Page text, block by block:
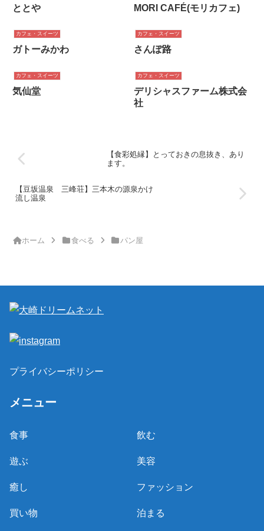
ととや MORI CAFÉ(モリカフェ)
カフェ・スイーツ
ガトーみかわ
カフェ・スイーツ
さんぽ路
カフェ・スイーツ
気仙堂
カフェ・スイーツ
デリシャスファーム株式会
社
【食彩処縁】とっておきの息抜き、あり
ます。
【豆坂温泉 三峰荘】三本木の源泉かけ
流し温泉
ホーム 食べる パン屋
プライバシーポリシー
メニュー
食事 飲む
遊ぶ 美容
癒し ファッション
買い物 泊まる